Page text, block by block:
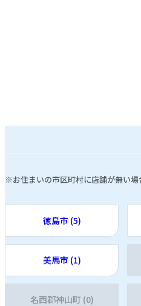
※お住まいの市区町村に店舗が無い
徳島市 (5)
美馬市 (1)
名西郡神山町 (0)